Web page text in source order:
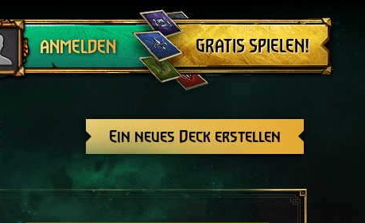
ANMELDEN
Abmelden
GRATIS SPIELEN!
Ein neues Deck erstellen